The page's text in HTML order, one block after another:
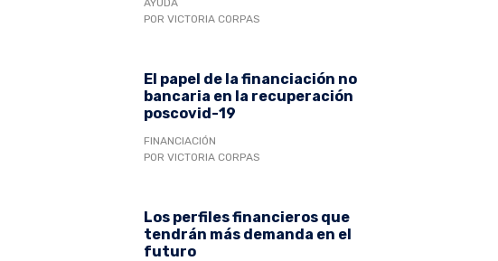
AYUDA
POR VICTORIA CORPAS
El papel de la financiación no
bancaria en la recuperación
poscovid-19
FINANCIACIÓN
POR VICTORIA CORPAS
Los perfiles financieros que
tendrán más demanda en el
futuro